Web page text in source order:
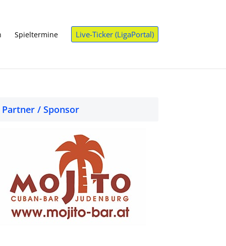
Spieltermine Live-Ticker (LigaPortal)
Partner / Sponsor